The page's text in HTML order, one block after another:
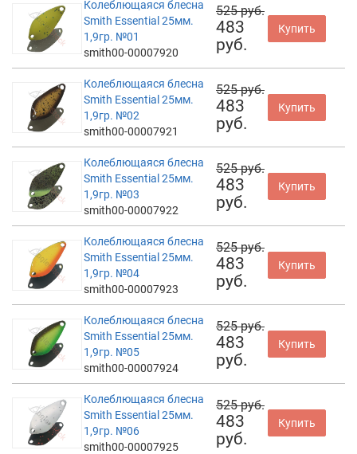
Колеблющаяся блесна
Smith Essential 25мм.
1,9гр. №01
smith00-00007920
525 руб.
483
руб.
Купить
Колеблющаяся блесна
Smith Essential 25мм.
1,9гр. №02
smith00-00007921
525 руб.
483
руб.
Купить
Колеблющаяся блесна
Smith Essential 25мм.
1,9гр. №03
smith00-00007922
525 руб.
483
руб.
Купить
Колеблющаяся блесна
Smith Essential 25мм.
1,9гр. №04
smith00-00007923
525 руб.
483
руб.
Купить
Колеблющаяся блесна
Smith Essential 25мм.
1,9гр. №05
smith00-00007924
525 руб.
483
руб.
Купить
Колеблющаяся блесна
Smith Essential 25мм.
1,9гр. №06
smith00-00007925
525 руб.
483
руб.
Купить